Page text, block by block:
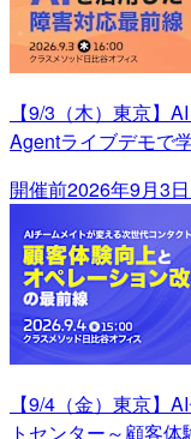
【9/3（木）東京】
Agentライブデモで
開催前2026年9月3
【9/4（金）東京】
トセンター～顧客